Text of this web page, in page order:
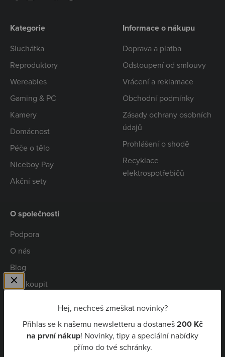
Hej, nechceš zmeškat novinky?
Přihlas se k našemu newsletteru a dostaneš200 Kč
na první nákup! Novinky, tipy a speciální nabídky
přímo do tvé schránky.
Kategorie
Sluchátka
Reproduktory
Wereables
Gaming & PC
Kamery
Domácnost
Péče o tělo
Niceboy Pay
Akční sety
Informace o nákupu
Doprava a platba
Odstoupení od smlouvy
Vrácení a reklamace
Obchodní podmínky
Zásady ochrany osobních
údajů
Prohlášení o shodě
Recyklace
elektrospotřebičů
O společnosti
Podpora
O nás
Blog
Kde koupit
Niceboy Pay